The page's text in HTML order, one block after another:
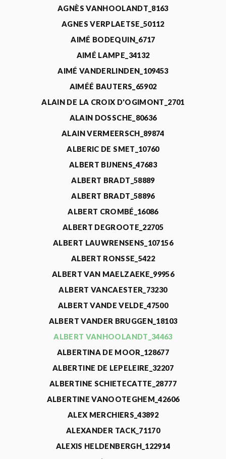
AGNÈS VANHOOLANDT_8163
AGNES VERPLAETSE_50112
AIMÉ BODEQUIN_6717
AIMÉ LAMPE_34132
AIMÉ VANDERLINDEN_109453
AIMÉÉ BAUTERS_65902
ALAIN DE LA CROIX D'OGIMONT_2701
ALAIN DOSSCHE_80636
ALAIN VERMEERSCH_89874
ALBERIC DE SMET_10760
ALBERT BIJNENS_47683
ALBERT BRADT_58889
ALBERT BRADT_58896
ALBERT CROMBÉ_16086
ALBERT DEGROOTE_22705
ALBERT LAUWRENSENS_107156
ALBERT RONSSE_5422
ALBERT VAN MAELZAEKE_99956
ALBERT VANCAESTER_73230
ALBERT VANDE VELDE_47500
ALBERT VANDER BRUGGEN_18103
ALBERT VANHOOLANDT_34463
ALBERTINA DE MOOR_128677
ALBERTINE DE LEPELEIRE_32207
ALBERTINE SCHIETECATTE_28777
ALBERTINE VANOOTEGHEM_42606
ALEX MERCHIERS_43892
ALEXANDER TACK_71170
ALEXIS HELDENBERGH_122914